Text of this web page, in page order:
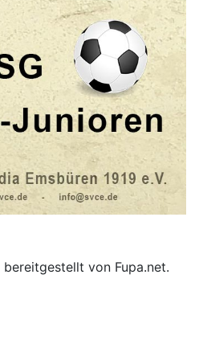
von Fupa.net.